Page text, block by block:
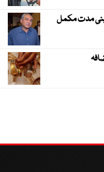
مدت مکمل